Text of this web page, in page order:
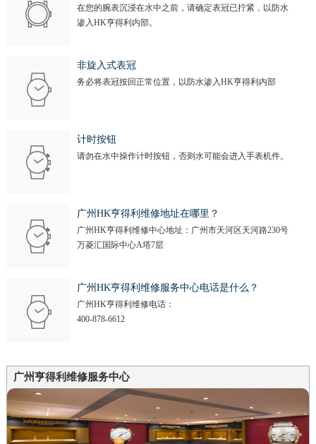
在您的腕表沉浸在水中之前，请确定表冠已拧紧，以防水
渗入HK亨得利内部。
非旋入式表冠
务必将表冠按回正常位置，以防水渗入HK亨得利内部
计时按钮
请勿在水中操作计时按钮，否则水可能会进入手表机件。
广州HK亨得利维修地址在哪里？
广州HK亨得利维修中心地址：广州市天河区天河路230号
万菱汇国际中心A塔7层
广州HK亨得利维修服务中心电话是什么？
广州HK亨得利维修电话：
400-878-6612
广州亨得利维修服务中心